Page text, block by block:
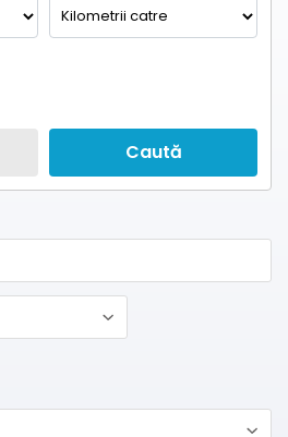
Caută